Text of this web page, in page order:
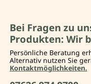
Bei Fragen zu
Produkten: Wir
Persönliche Beratung
Alternativ nutzen Sie
Kontaktmöglichkeiten.